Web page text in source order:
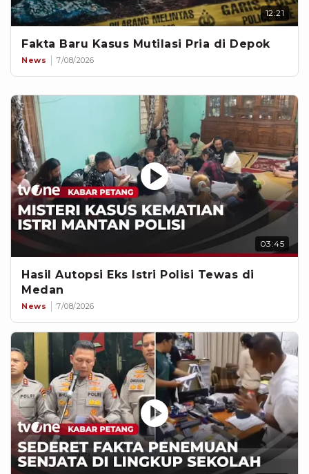
12:21
Fakta Baru Kasus Mutilasi Pria di Depok
News 7/08/2026
03:45
Hasil Autopsi Eks Istri Polisi Tewas di
Medan
News 7/08/2026